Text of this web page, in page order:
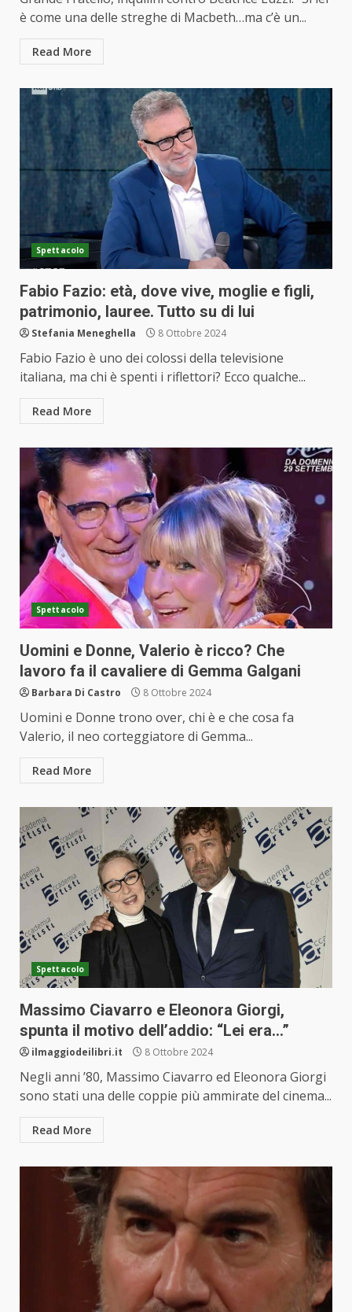
è come una delle streghe di Macbeth…ma c’è un...
Read More
Spettacolo
Fabio Fazio: età, dove vive, moglie e figli,
patrimonio, lauree. Tutto su di lui
Stefania Meneghella 8 Ottobre 2024
Fabio Fazio è uno dei colossi della televisione
italiana, ma chi è spenti i riflettori? Ecco qualche...
Read More
Spettacolo
Uomini e Donne, Valerio è ricco? Che
lavoro fa il cavaliere di Gemma Galgani
Barbara Di Castro 8 Ottobre 2024
Uomini e Donne trono over, chi è e che cosa fa
Valerio, il neo corteggiatore di Gemma...
Read More
Spettacolo
Massimo Ciavarro e Eleonora Giorgi,
spunta il motivo dell’addio: “Lei era…”
ilmaggiodeilibri.it 8 Ottobre 2024
Negli anni ’80, Massimo Ciavarro ed Eleonora Giorgi
sono stati una delle coppie più ammirate del cinema...
Read More